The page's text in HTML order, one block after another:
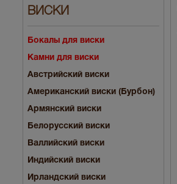
ВИСКИ
Бокалы для виски
Камни для виски
Австрийский виски
Американский виски (Бурбон)
Армянский виски
Белорусский виски
Валлийский виски
Индийский виски
Ирландский виски